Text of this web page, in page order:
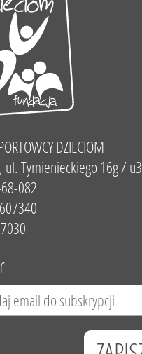
DZIECIOM
ul. Tymienieckiego 16g / u3
082